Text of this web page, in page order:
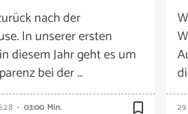
nach der
In unserer ersten
diesem Jahr geht es um
bei der …
03:00 Min. bookmark_border